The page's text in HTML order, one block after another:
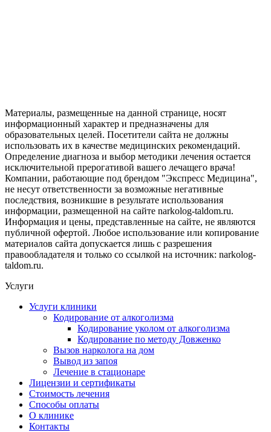
Материалы, размещенные на данной странице, носят
информационный характер и предназначены для
образовательных целей. Посетители сайта не должны
использовать их в качестве медицинских рекомендаций.
Определение диагноза и выбор методики лечения остается
исключительной прерогативой вашего лечащего врача!
Компании, работающие под брендом "Экспресс Медицина",
не несут ответственности за возможные негативные
последствия, возникшие в результате использования
информации, размещенной на сайте narkolog-taldom.ru.
Информация и цены, представленные на сайте, не являются
публичной офертой. Любое использование или копирование
материалов сайта допускается лишь с разрешения
правообладателя и только со ссылкой на источник: narkolog-
taldom.ru.
Услуги
Услуги клиники
Кодирование от алкоголизма
Кодирование уколом от алкоголизма
Кодирование по методу Довженко
Вызов нарколога на дом
Вывод из запоя
Лечение в стационаре
Лицензии и сертификаты
Стоимость лечения
Способы оплаты
О клинике
Контакты